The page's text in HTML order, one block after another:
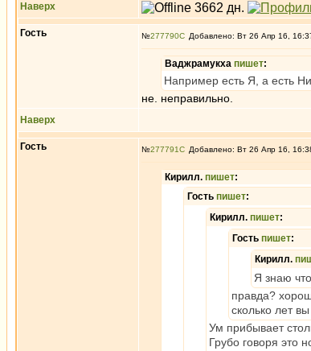
Наверх
Гость №277790 Добавлено: Вт 26 Апр 16,
Ваджрамукха пишет:
Например есть Я, а есть
не. неправильно.
Наверх
Гость №277791 Добавлено: Вт 26 Апр 16,
Кирилл. пишет:
Гость пишет:
Кирилл. пишет:
Гость пишет:
Кирилл.
Я знаю
правда?
сколько лет
Ум прибывает
Грубо говоря это